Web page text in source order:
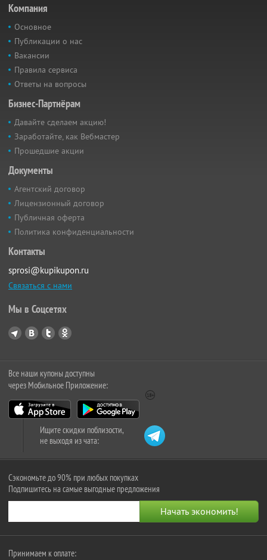
Компания
Основное
Публикации о нас
Вакансии
Правила сервиса
Ответы на вопросы
Бизнес-Партнёрам
Давайте сделаем акцию!
Заработайте, как Вебмастер
Прошедшие акции
Документы
Агентский договор
Лицензионный договор
Публичная оферта
Политика конфиденциальности
Контакты
sprosi@kupikupon.ru
Связаться с нами
Мы в Соцсетях
Все наши купоны доступны
через Мобильное Приложение:
Ищите скидки поблизости,
не выходя из чата:
Сэкономьте до 90% при любых покупках
Подпишитесь на самые выгодные предложения
Принимаем к оплате: